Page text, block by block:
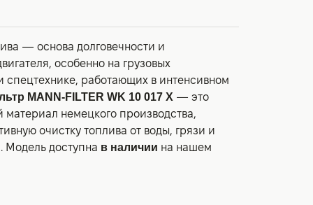
— основа долговечности и
особенно на грузовых
спецтехнике, работающих в интенсивном
MANN-FILTER WK 10 017 X — это
материал немецкого производства,
очистку топлива от воды, грязи и
Модель доступна в наличии на нашем